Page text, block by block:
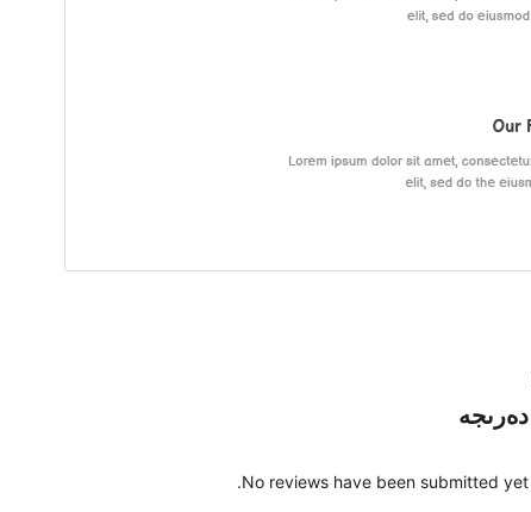
دەرىجە
No reviews have been submitted yet.